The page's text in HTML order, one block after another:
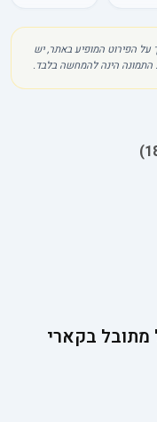
על הפירוט המופיע באתר, יש
התמונה הינה להמחשה בלבד.
מתובל בקארי